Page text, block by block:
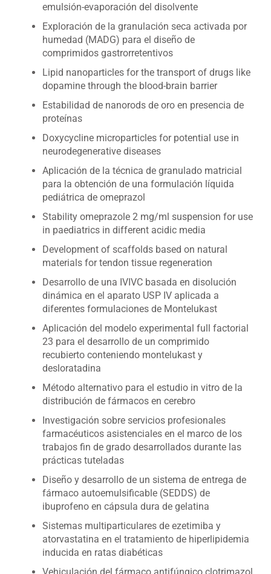
emulsión-evaporación del disolvente
Exploración de la granulación seca activada por
humedad (MADG) para el diseño de
comprimidos gastrorretentivos
Lipid nanoparticles for the transport of drugs like
dopamine through the blood-brain barrier
Estabilidad de nanorods de oro en presencia de
proteínas
Doxycycline microparticles for potential use in
neurodegenerative diseases
Aplicación de la técnica de granulado matricial
para la obtención de una formulación líquida
pediátrica de omeprazol
Stability omeprazole 2 mg/ml suspension for use
in paediatrics in different acidic media
Development of scaffolds based on natural
materials for tendon tissue regeneration
Desarrollo de una IVIVC basada en disolución
dinámica en el aparato USP IV aplicada a
diferentes formulaciones de Montelukast
Aplicación del modelo experimental full factorial
23 para el desarrollo de un comprimido
recubierto conteniendo montelukast y
desloratadina
Método alternativo para el estudio in vitro de la
distribución de fármacos en cerebro
Investigación sobre servicios profesionales
farmacéuticos asistenciales en el marco de los
trabajos fin de grado desarrollados durante las
prácticas tuteladas
Diseño y desarrollo de un sistema de entrega de
fármaco autoemulsificable (SEDDS) de
ibuprofeno en cápsula dura de gelatina
Sistemas multiparticulares de ezetimiba y
atorvastatina en el tratamiento de hiperlipidemia
inducida en ratas diabéticas
Vehiculación del fármaco antifúngico clotrimazol